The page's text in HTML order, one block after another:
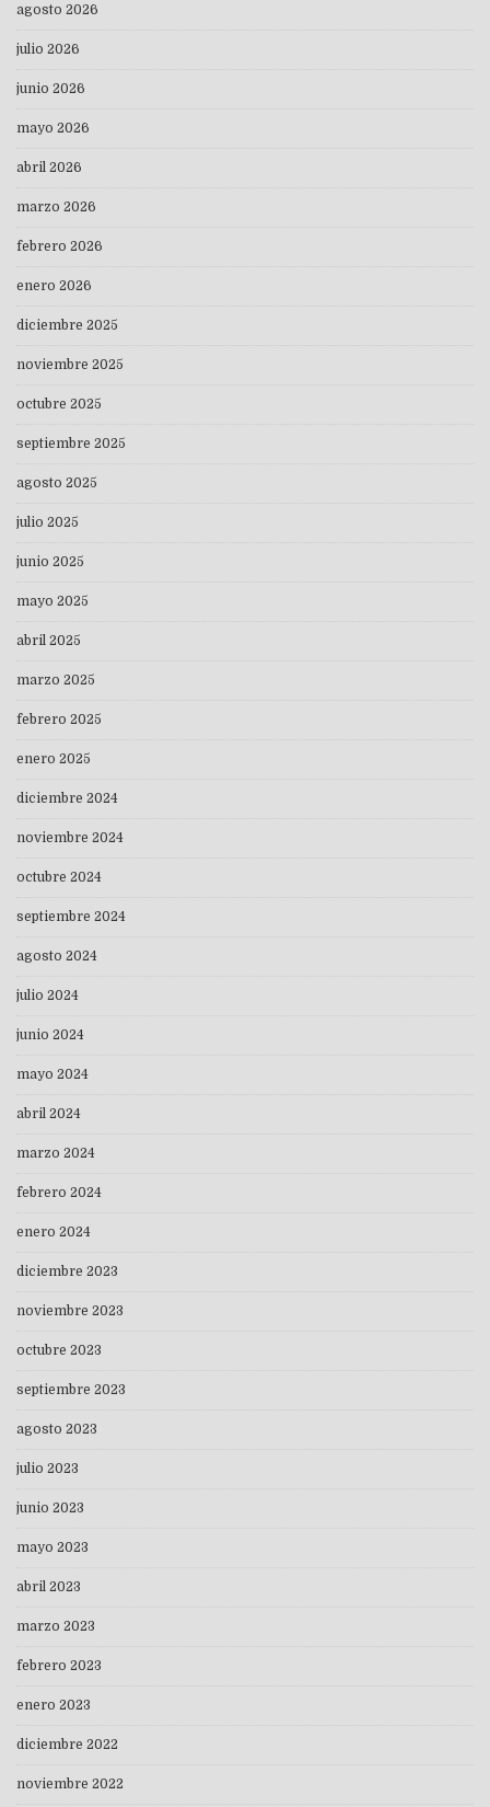
agosto 2026
julio 2026
junio 2026
mayo 2026
abril 2026
marzo 2026
febrero 2026
enero 2026
diciembre 2025
noviembre 2025
octubre 2025
septiembre 2025
agosto 2025
julio 2025
junio 2025
mayo 2025
abril 2025
marzo 2025
febrero 2025
enero 2025
diciembre 2024
noviembre 2024
octubre 2024
septiembre 2024
agosto 2024
julio 2024
junio 2024
mayo 2024
abril 2024
marzo 2024
febrero 2024
enero 2024
diciembre 2023
noviembre 2023
octubre 2023
septiembre 2023
agosto 2023
julio 2023
junio 2023
mayo 2023
abril 2023
marzo 2023
febrero 2023
enero 2023
diciembre 2022
noviembre 2022